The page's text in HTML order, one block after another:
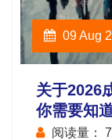
09 Aug
关于2026
你需要知
格区间
阅读量： 7